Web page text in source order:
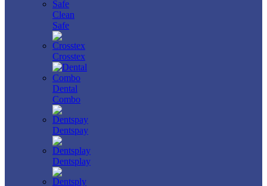
Clean
Safe
Crosstex
Dental
Combo
Dentspay
Dentsplay